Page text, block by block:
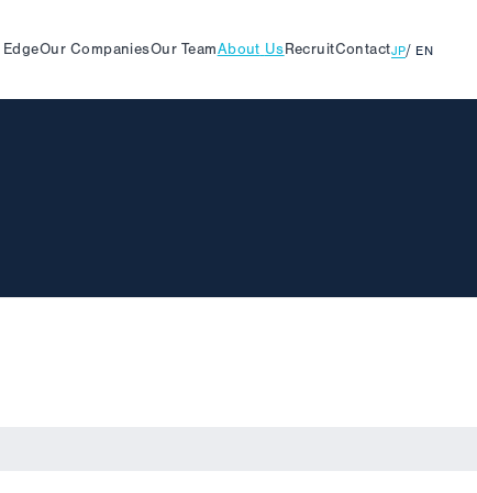
EdgeOur CompaniesOur TeamAbout UsRecruitContactJP EN